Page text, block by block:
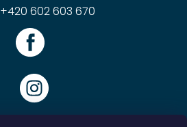
+420 602 603 670